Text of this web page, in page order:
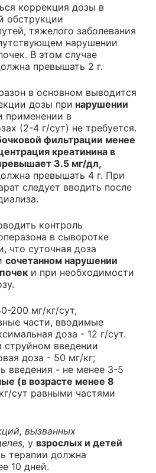
коррекция дозы в
обструкции
тяжелого заболевания
нарушении
В этом случае
превышать 2 г.
в основном выводится
дозы при нарушении
применении в
(2-4 г/сут) не требуется.
фильтрации менее
креатинина в
3.5 мг/дл,
превышать 4 г. При
следует вводить после
контроль
в сыворотке
что суточная доза
сочетанном нарушении
и при необходимости
200 мг/кг/сут,
части, вводимые
доза - 12 г/сут.
введении
доза - 50 мг/кг;
введения - не менее 3-5
(в возрасте менее 8
сут равными частями
вызванных
у взрослых и детей
терапии должна
10 дней.